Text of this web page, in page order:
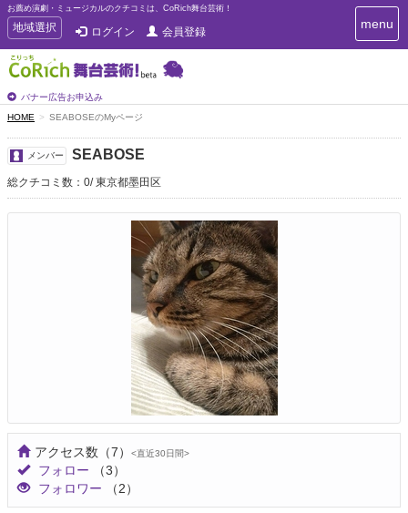
お薦め演劇・ミュージカルのクチコミは、CoRich舞台芸術！
T
o
g
g
e
n
a
v
i
g
a
t
地域選択 ログイン 会員登録
バナー広告お申込み
T
o
menu
HOME SEABOSEのMyページ
メンバー SEABOSE
総クチコミ数：0 東京都墨田区
アクセス数 （7） <直近30日間>
フォロー
（3）
フォロワー
（2）